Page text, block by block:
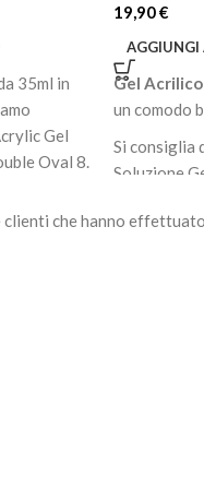
35ml in
Gel
Oval 8.
Gel e
19,90€
AGGIUNGI
Gel
un comodo
Si consiglia
Soluzione
clienti che hanno